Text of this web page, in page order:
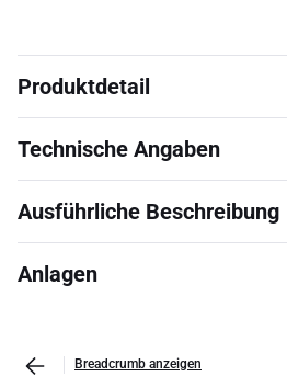
Produktdetail
Technische Angaben
Ausführliche Beschreibung
Anlagen
Breadcrumb anzeigen